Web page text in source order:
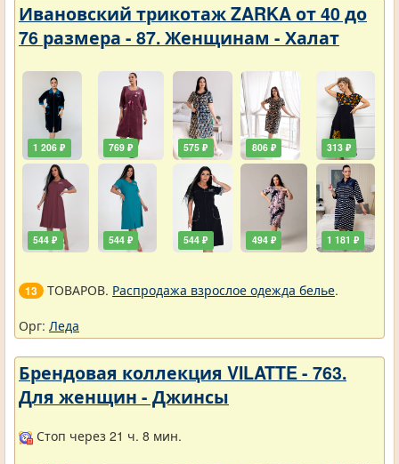
Ивановский трикотаж ZARKA от 40 до
76 размера - 87. Женщинам - Халат
1 206 ₽
544 ₽
769 ₽
544 ₽
575 ₽
544 ₽
806 ₽
494 ₽
313 ₽
1 181 ₽
13 ТОВАРОВ. Распродажа взрослое одежда белье.
Орг: Леда
Брендовая коллекция VILATTE - 763.
Для женщин - Джинсы
Стоп через 21 ч. 8 мин.